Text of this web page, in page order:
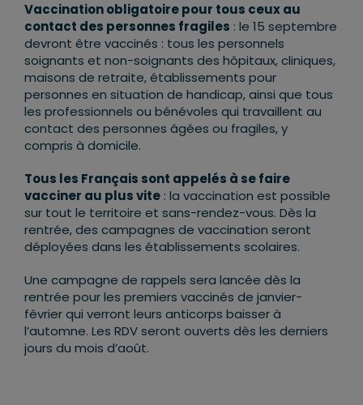
Vaccination obligatoire pour tous ceux au
contact des personnes fragiles : le 15 septembre
devront être vaccinés : tous les personnels
soignants et non-soignants des hôpitaux, cliniques,
maisons de retraite, établissements pour
personnes en situation de handicap, ainsi que tous
les professionnels ou bénévoles qui travaillent au
contact des personnes âgées ou fragiles, y
compris à domicile.
Tous les Français sont appelés à se faire
vacciner au plus vite : la vaccination est possible
sur tout le territoire et sans-rendez-vous. Dès la
rentrée, des campagnes de vaccination seront
déployées dans les établissements scolaires.
Une campagne de rappels sera lancée dès la
rentrée pour les premiers vaccinés de janvier-
février qui verront leurs anticorps baisser à
l’automne. Les RDV seront ouverts dès les derniers
jours du mois d’août.